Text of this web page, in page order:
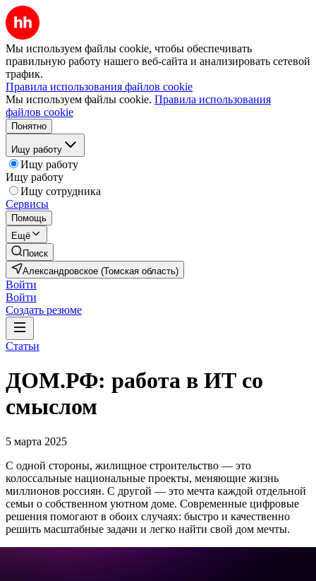
Мы используем файлы cookie, чтобы обеспечивать
правильную работу нашего веб-сайта и анализировать сетевой
трафик.
Правила использования файлов cookie
Мы используем файлы cookie. Правила использования
файлов cookie
Понятно
Ищу работу
Ищу работу
Ищу работу
Ищу сотрудника
Сервисы
Помощь
Ещё
Поиск
Александровское (Томская область)
Войти
Войти
Создать резюме
Статьи
ДОМ.РФ: работа в ИТ со
смыслом
5 марта 2025
С одной стороны, жилищное строительство — это
колоссальные национальные проекты, меняющие жизнь
миллионов россиян. С другой — это мечта каждой отдельной
семьи о собственном уютном доме. Современные цифровые
решения помогают в обоих случаях: быстро и качественно
решить масштабные задачи и легко найти свой дом мечты.